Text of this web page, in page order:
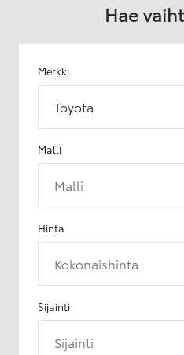
Hae
Merkki
Toyota
Malli
Malli
Hinta
Kokonaishinta
Sijainti
Sijainti